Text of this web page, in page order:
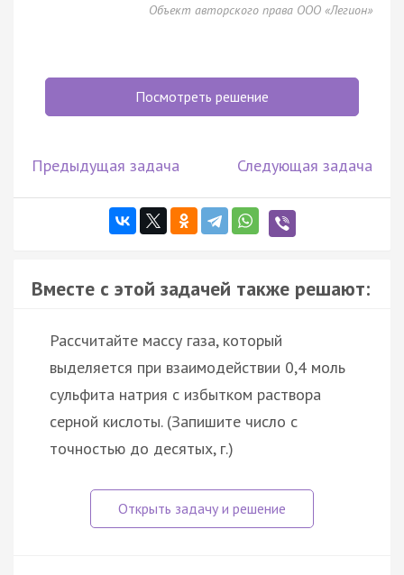
Объект авторского права ООО «Легион»
Посмотреть решение
Предыдущая задача Следующая задача
Вместе с этой задачей также решают:
Рассчитайте массу газа, который
выделяется при взаимодействии 0,4 моль
сульфита натрия с избытком раствора
серной кислоты. (Запишите число с
точностью до десятых, г.)